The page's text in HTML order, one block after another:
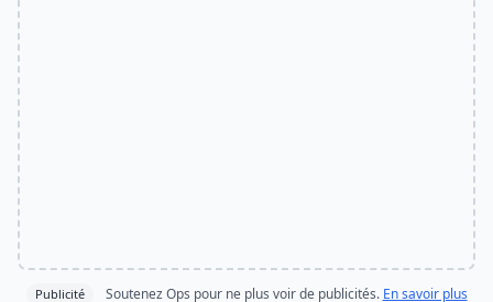
Publicité Soutenez Ops pour ne plus voir de publicités. En savoir plus